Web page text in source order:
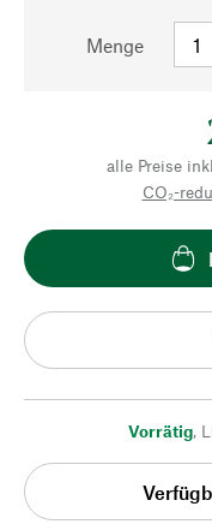
Menge
alle Preise
CO₂-
Vorrätig,